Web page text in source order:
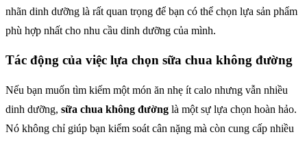
nhãn dinh dưỡng là rất quan trọng để bạn có thể chọn lựa sản phẩm
phù hợp nhất cho nhu cầu dinh dưỡng của mình.
Tác động của việc lựa chọn sữa chua không đường
Nếu bạn muốn tìm kiếm một món ăn nhẹ ít calo nhưng vẫn nhiều
dinh dưỡng, sữa chua không đường là một sự lựa chọn hoàn hảo.
Nó không chỉ giúp bạn kiểm soát cân nặng mà còn cung cấp nhiều